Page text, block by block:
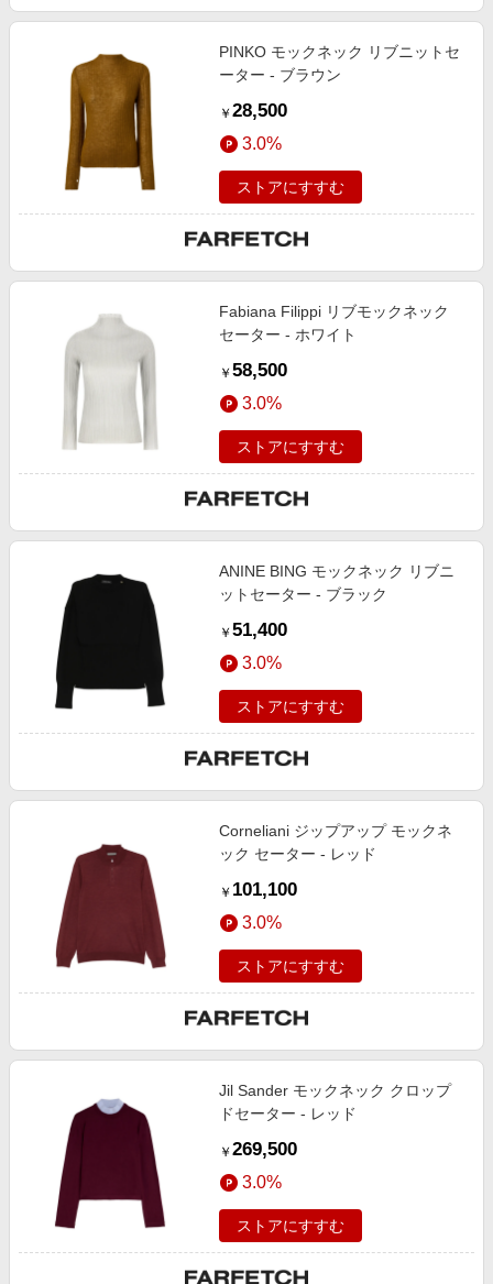
PINKO モックネック リブニットセ
ーター - ブラウン
￥ 28,500
3.0%
ストアにすすむ
Fabiana Filippi リブモックネック
セーター - ホワイト
￥ 58,500
3.0%
ストアにすすむ
ANINE BING モックネック リブニ
ットセーター - ブラック
￥ 51,400
3.0%
ストアにすすむ
Corneliani ジップアップ モックネ
ック セーター - レッド
￥ 101,100
3.0%
ストアにすすむ
Jil Sander モックネック クロップ
ドセーター - レッド
￥ 269,500
3.0%
ストアにすすむ